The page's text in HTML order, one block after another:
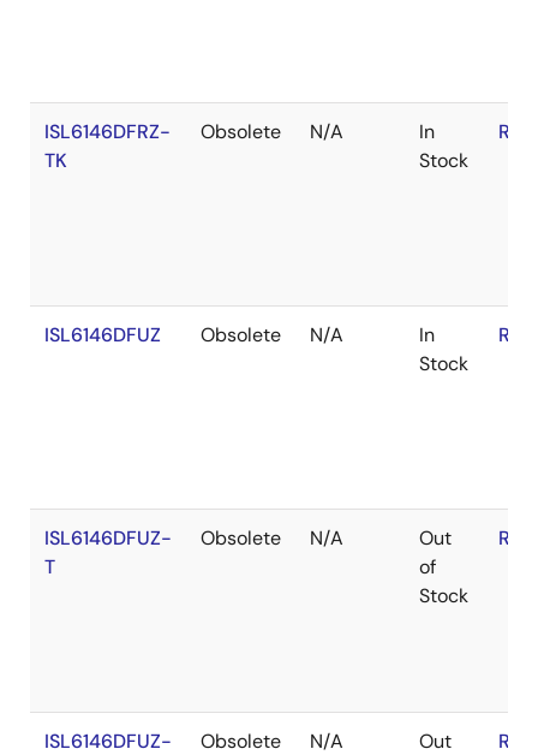
ISL6146DFRZ-
TK
Obsolete N/A
In
Stock
ISL6146DFUZ Obsolete N/A
In
Stock
ISL6146DFUZ-
T
Obsolete N/A
Out
of
Stock
ISL6146DFUZ-
Obsolete N/A
Out